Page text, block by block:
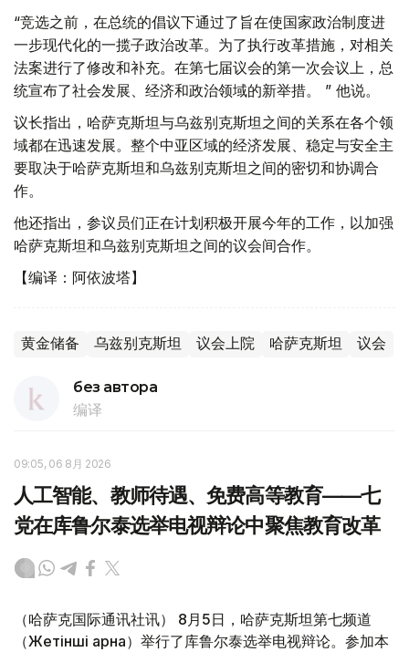
“竞选之前，在总统的倡议下通过了旨在使国家政治制度进
一步现代化的一揽子政治改革。为了执行改革措施，对相关
法案进行了修改和补充。在第七届议会的第一次会议上，总
统宣布了社会发展、经济和政治领域的新举措。 ” 他说。
议长指出，哈萨克斯坦与乌兹别克斯坦之间的关系在各个领
域都在迅速发展。整个中亚区域的经济发展、稳定与安全主
要取决于哈萨克斯坦和乌兹别克斯坦之间的密切和协调合
作。
他还指出，参议员们正在计划积极开展今年的工作，以加强
哈萨克斯坦和乌兹别克斯坦之间的议会间合作。
【编译：阿依波塔】
黄金储备 乌兹别克斯坦 议会上院 哈萨克斯坦 议会
без автора
编译
09:05, 06 8月 2026
人工智能、教师待遇、免费高等教育——七
党在库鲁尔泰选举电视辩论中聚焦教育改革
（哈萨克国际通讯社讯） 8月5日，哈萨克斯坦第七频道
（Жетінші арна）举行了库鲁尔泰选举电视辩论。参加本